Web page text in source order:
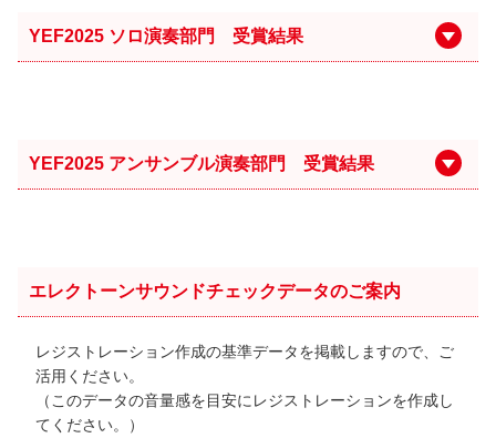
YEF2025 ソロ演奏部門 受賞結果
YEF2025 アンサンブル演奏部門 受賞結果
エレクトーンサウンドチェックデータのご案内
レジストレーション作成の基準データを掲載しますので、ご
活用ください。
（このデータの音量感を目安にレジストレーションを作成し
てください。）